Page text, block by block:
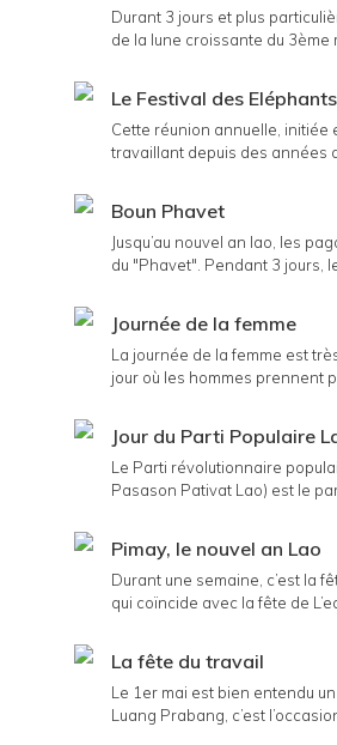
Durant 3 jours et plus
de la lune croissante du 3ème
Le Festival des Eléphants
Cette réunion annuelle, initiée
travaillant depuis des années
Boun Phavet
Jusqu’au nouvel an lao, les
du "Phavet". Pendant 3 jours,
Journée de la femme
La journée de la femme est
jour où les hommes prennent
Jour du Parti Populaire
Le Parti révolutionnaire
Pasason Pativat Lao) est le
Pimay, le nouvel an Lao
Durant une semaine, c’est la
qui coïncide avec la fête de
La fête du travail
Le 1er mai est bien entendu
Luang Prabang, c’est